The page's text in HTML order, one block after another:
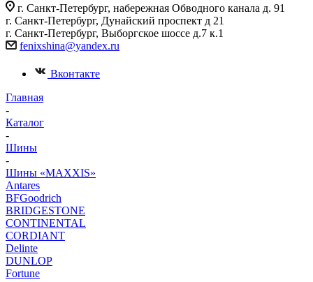
г. Санкт-Петербург, набережная Обводного канала д. 91
г. Санкт-Петербург, Дунайский проспект д 21
г. Санкт-Петербург, Выборгское шоссе д.7 к.1
fenixshina@yandex.ru
Вконтакте
Главная
-
Каталог
-
Шины
-
Шины «MAXXIS»
Antares
BFGoodrich
BRIDGESTONE
CONTINENTAL
CORDIANT
Delinte
DUNLOP
Fortune